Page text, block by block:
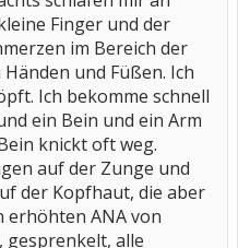
Finger und der
im Bereich der
und Füßen. Ich
Ich bekomme schnell
ein Bein und ein Arm
knickt oft weg.
auf der Zunge und
der Kopfhaut, die aber
erhöhten ANA von
gesprenkelt, alle